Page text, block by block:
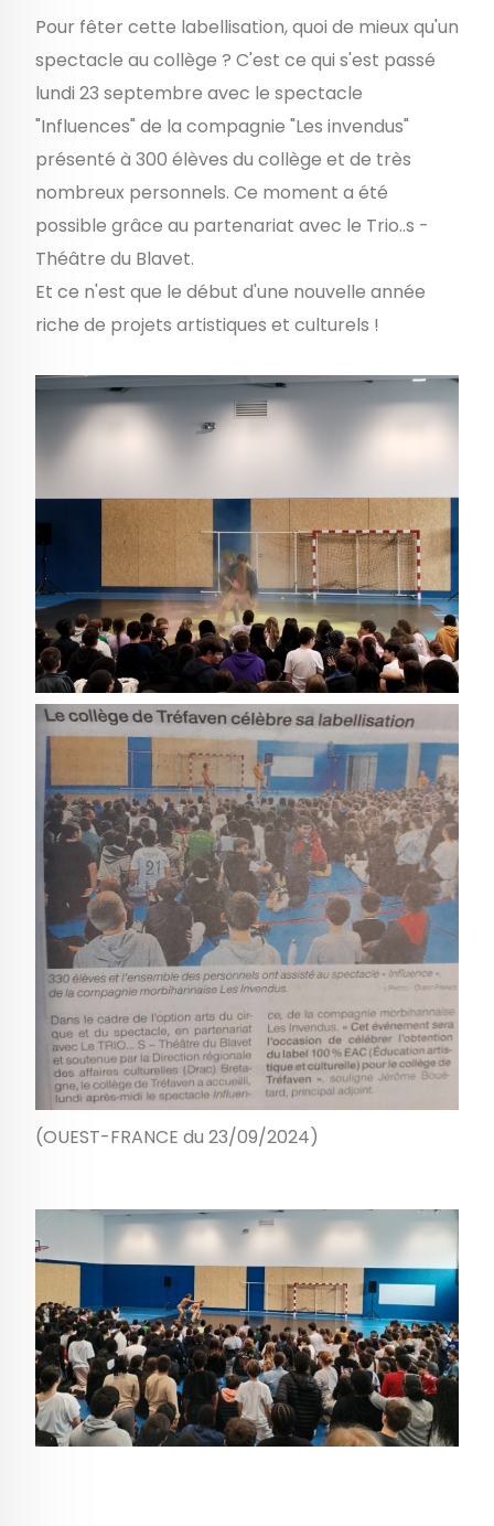
Pour fêter cette labellisation, quoi de mieux qu'un
spectacle au collège ? C'est ce qui s'est passé
lundi 23 septembre avec le spectacle
"Influences" de la compagnie "Les invendus"
présenté à 300 élèves du collège et de très
nombreux personnels. Ce moment a été
possible grâce au partenariat avec le Trio..s -
Théâtre du Blavet.
Et ce n'est que le début d'une nouvelle année
riche de projets artistiques et culturels !
(OUEST-FRANCE du 23/09/2024)